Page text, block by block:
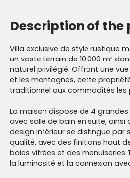
Description of the
Villa exclusive de style rustique
un vaste terrain de 10.000 m²
naturel privilégié. Offrant une
et les montagnes, cette
traditionnel aux commodités les
La maison dispose de 4
avec salle de bain en suite, ainsi
design intérieur se distingue par
qualité, avec des finitions haut
baies vitrées et des menuiseries
la luminosité et la connexion